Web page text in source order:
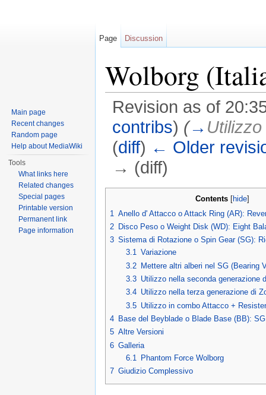
Wolborg
Revision as of
contribs) (→
(diff) ← Older
→ (diff)
Contents [hide]
1 Anello d' Attacco o Attack Ring (AR):
2 Disco Peso o Weight Disk (WD): Eight
3 Sistema di Rotazione o Spin Gear (SG):
3.1 Variazione
3.2 Mettere altri alberi nel SG (Bearing
3.3 Utilizzo nella seconda generazione
3.4 Utilizzo nella terza generazione di
3.5 Utilizzo in combo Attacco +
4 Base del Beyblade o Blade Base (BB):
5 Altre Versioni
6 Galleria
6.1
Phantom Force Wolborg
7 Giudizio Complessivo
Page Discussion
Main page
Recent changes
Random page
Help about MediaWiki
Tools
What links here
Related changes
Special pages
Printable version
Permanent link
Page information